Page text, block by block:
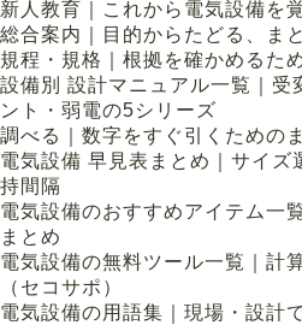
新人教育｜これから電気設備を
総合案内｜目的からたどる、ま
規程・規格｜根拠を確かめるた
設備別 設計マニュアル一覧｜受
ント・弱電の5シリーズ
調べる｜数字をすぐ引くための
電気設備 早見表まとめ｜サイズ
持間隔
電気設備のおすすめアイテム一
まとめ
電気設備の無料ツール一覧｜計
（セコサポ）
電気設備の用語集｜現場・設計